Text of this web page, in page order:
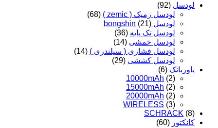
لودسل (92)
لودسل زمیک ( zemic )
(68)
لودسل bongshin (21)
لودسل تک پایه (36)
لودسل خمشی (14)
لودسل فشاری ( سیلندری ) (14)
لودسل کششی (29)
پاوربانک (6)
10000mAh (2)
15000mAh (2)
20000mAh (2)
WIRELESS (3)
SCHRACK (8)
کانکتور (60)